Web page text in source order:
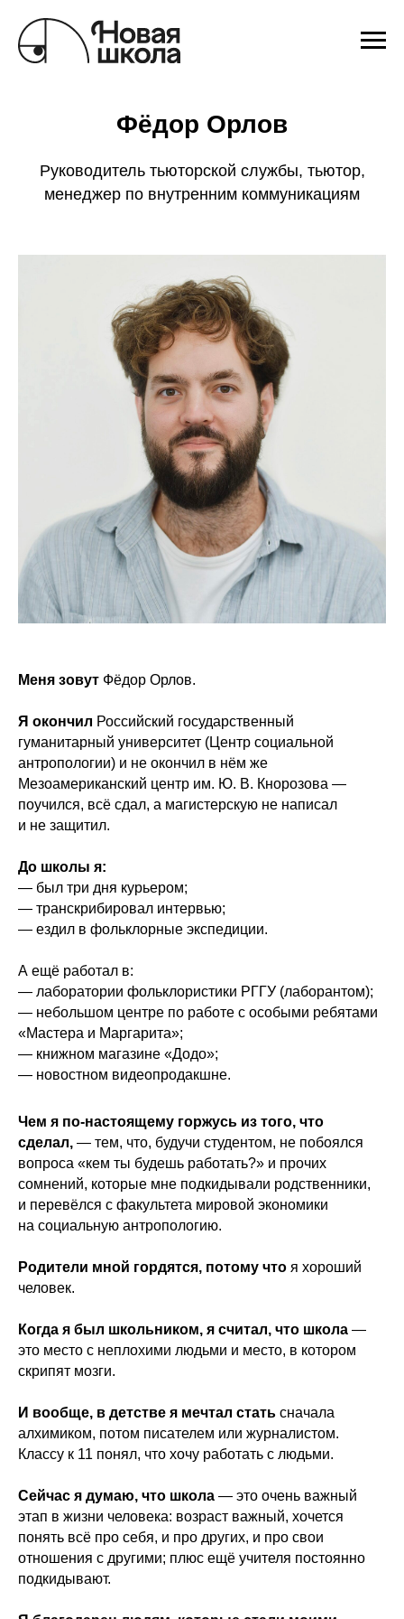
Фёдор Орлов
Руководитель тьюторской службы, тьютор,
менеджер по внутренним коммуникациям
Меня зовут Фёдор Орлов.
Я окончил Российский государственный
гуманитарный университет (Центр социальной
антропологии) и не окончил в нём же
Мезоамериканский центр им. Ю. В. Кнорозова —
поучился, всё сдал, а магистерскую не написал
и не защитил.
До школы я:
— был три дня курьером;
— транскрибировал интервью;
— ездил в фольклорные экспедиции.
А ещё работал в:
— лаборатории фольклористики РГГУ (лаборантом);
— небольшом центре по работе с особыми ребятами
«Мастера и Маргарита»;
— книжном магазине «Додо»;
— новостном видеопродакшне.
Чем я по-настоящему горжусь из того, что
сделал, — тем, что, будучи студентом, не побоялся
вопроса «кем ты будешь работать?» и прочих
сомнений, которые мне подкидывали родственники,
и перевёлся с факультета мировой экономики
на социальную антропологию.
Родители мной гордятся, потому что я хороший
человек.
Когда я был школьником, я считал, что школа —
это место с неплохими людьми и место, в котором
скрипят мозги.
И вообще, в детстве я мечтал стать сначала
алхимиком, потом писателем или журналистом.
Классу к 11 понял, что хочу работать с людьми.
Сейчас я думаю, что школа — это очень важный
этап в жизни человека: возраст важный, хочется
понять всё про себя, и про других, и про свои
отношения с другими; плюс ещё учителя постоянно
подкидывают.